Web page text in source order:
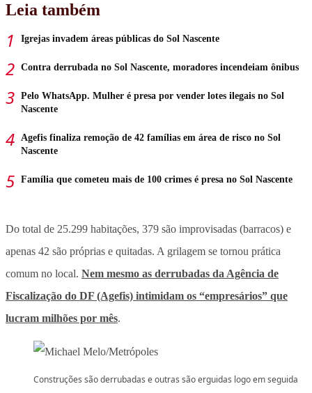
Leia também
Igrejas invadem áreas públicas do Sol Nascente
Contra derrubada no Sol Nascente, moradores incendeiam ônibus
Pelo WhatsApp. Mulher é presa por vender lotes ilegais no Sol
Nascente
Agefis finaliza remoção de 42 famílias em área de risco no Sol
Nascente
Família que cometeu mais de 100 crimes é presa no Sol Nascente
Do total de 25.299 habitações, 379 são improvisadas (barracos) e
apenas 42 são próprias e quitadas. A grilagem se tornou prática
comum no local. Nem mesmo as derrubadas da Agência de
Fiscalização do DF (Agefis) intimidam os “empresários” que
lucram milhões por mês.
Construções são derrubadas e outras são erguidas logo em seguida